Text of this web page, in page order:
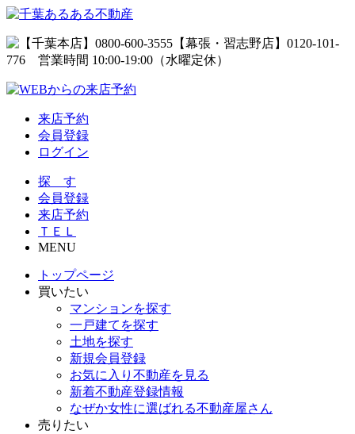
来店予約
会員登録
ログイン
探 す
会員登録
来店予約
ＴＥＬ
MENU
トップページ
買いたい
マンションを探す
一戸建てを探す
土地を探す
新規会員登録
お気に入り不動産を見る
新着不動産登録情報
なぜか女性に選ばれる不動産屋さん
売りたい